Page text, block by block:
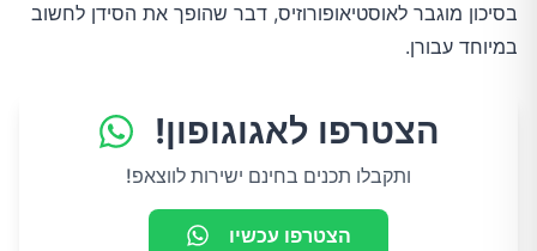
בסיכון מוגבר לאוסטיאופורוזיס, דבר שהופך את הסידן לחשוב
במיוחד עבורן.
הצטרפו לאגוגופון!
ותקבלו תכנים בחינם ישירות לווצאפ!
הצטרפו עכשיו